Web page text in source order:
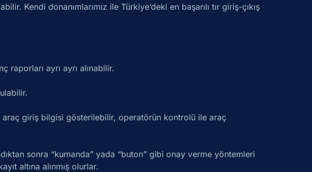
Kendi donanımlarımız ile Türkiye’deki en başarılı tır giriş-çıkış
raporları ayrı ayrı alınabilir.
araç giriş bilgisi gösterilebilir, operatörün kontrolü ile araç
sonra “kumanda” yada “buton” gibi onay verme yöntemleri
altına alınmış olurlar.